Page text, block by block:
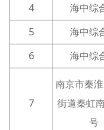
4
海中综
5
海中综
6
海中综
7
南京市秦
街道秦虹
号